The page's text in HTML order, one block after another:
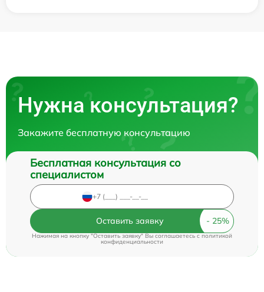
Нужна консультация?
Закажите бесплатную консультацию
Бесплатная консультация со
специалистом
Оставить заявку
Нажимая на кнопку "Оставить заявку" Вы соглашаетесь cполитикой
конфиденциальности